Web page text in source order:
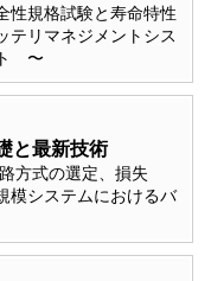
規格試験と寿命特性
テリマネジメントシス
ト 〜
と最新技術
方式の選定、損失
模システムにおけるバ